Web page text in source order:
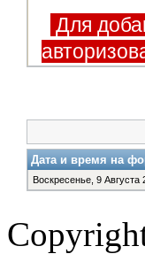
Для
Дата и время на
Воскресенье, 9 Августа